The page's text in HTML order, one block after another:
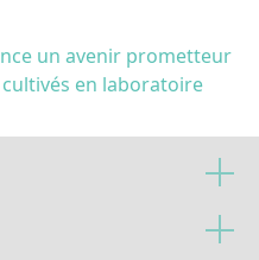
un avenir prometteur
en laboratoire